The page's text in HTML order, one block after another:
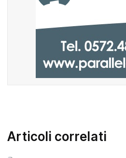
Articoli correlati